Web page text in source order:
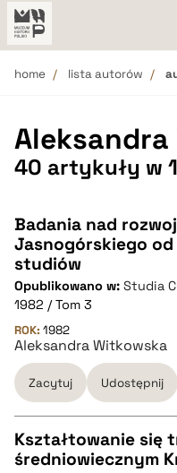
home lista autorów
40 artykuły w
Badania nad
Jasnogórskiego od
studiów
Opublikowano w: Studia
1982 / Tom 3
ROK: 1982
Aleksandra Witkowska
Zacytuj Udostępnij
Kształtowanie się
średniowiecznym